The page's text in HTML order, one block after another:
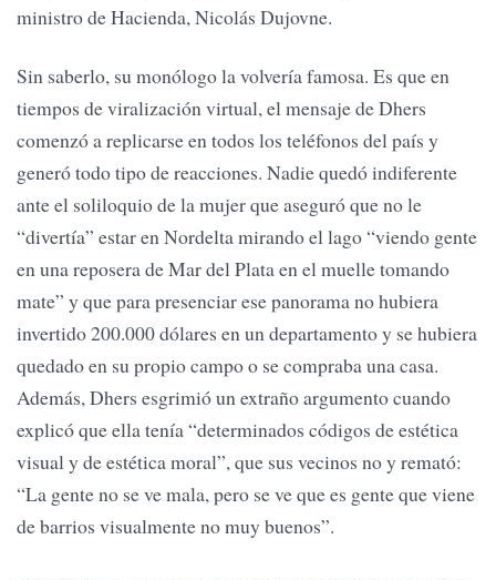
ministro de Hacienda, Nicolás Dujovne.
Sin saberlo, su monólogo la volvería famosa. Es que en
tiempos de viralización virtual, el mensaje de Dhers
comenzó a replicarse en todos los teléfonos del país y
generó todo tipo de reacciones. Nadie quedó indiferente
ante el soliloquio de la mujer que aseguró que no le
“divertía” estar en Nordelta mirando el lago “viendo gente
en una reposera de Mar del Plata en el muelle tomando
mate” y que para presenciar ese panorama no hubiera
invertido 200.000 dólares en un departamento y se hubiera
quedado en su propio campo o se compraba una casa.
Además, Dhers esgrimió un extraño argumento cuando
explicó que ella tenía “determinados códigos de estética
visual y de estética moral”, que sus vecinos no y remató:
“La gente no se ve mala, pero se ve que es gente que viene
de barrios visualmente no muy buenos”.